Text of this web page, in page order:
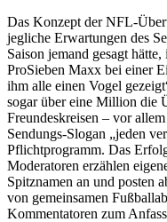
Das Konzept der NFL-
jegliche Erwartungen des
Saison jemand gesagt
ProSieben Maxx bei einer
ihm alle einen Vogel
sogar über eine Million die
Freundeskreisen – vor
Sendungs-Slogan „jeden
Pflichtprogramm. Das
Moderatoren erzählen
Spitznamen an und posten
von gemeinsamen
Kommentatoren zum